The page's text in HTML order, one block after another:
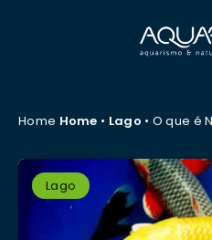
Home Home • Lago • O que é
Lago